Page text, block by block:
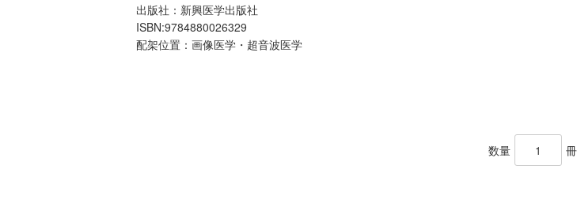
出版社：新興医学出版社
ISBN:9784880026329
配架位置：画像医学・超音波医学
数量 冊